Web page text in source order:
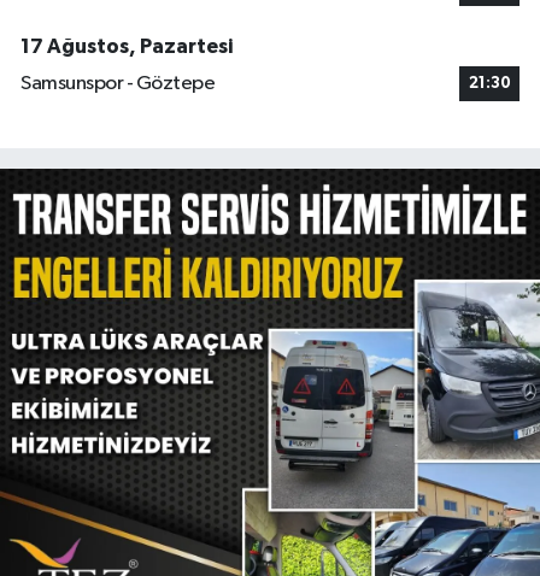
17 Ağustos, Pazartesi
Samsunspor - Göztepe
21:30